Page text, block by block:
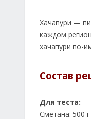
Хачапури —
каждом
хачапури по-
Состав
Для теста:
Сметана: 500 г